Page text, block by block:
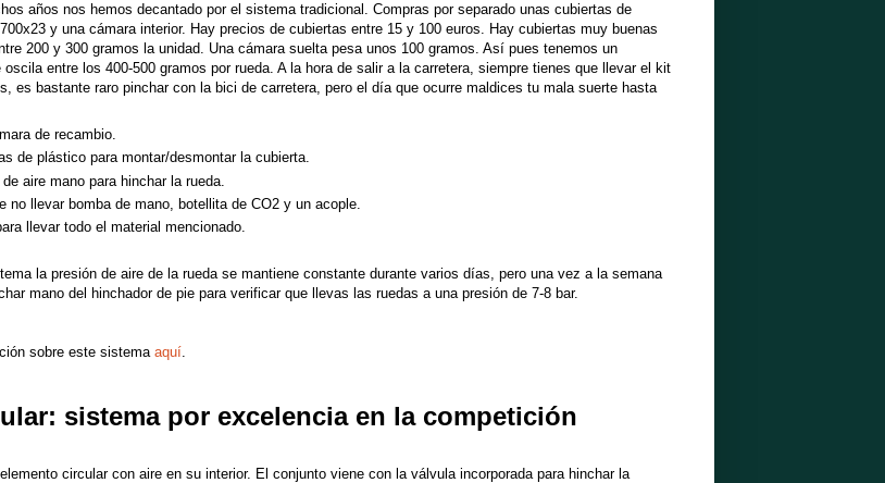
años nos hemos decantado por el sistema tradicional. Compras por separado unas cubiertas de
y una cámara interior. Hay precios de cubiertas entre 15 y 100 euros. Hay cubiertas muy buenas
200 y 300 gramos la unidad. Una cámara suelta pesa unos 100 gramos. Así pues tenemos un
oscila entre los 400-500 gramos por rueda. A la hora de salir a la carretera, siempre tienes que llevar el kit
es bastante raro pinchar con la bici de carretera, pero el día que ocurre maldices tu mala suerte hasta
de recambio.
de plástico para montar/desmontar la cubierta.
aire mano para hinchar la rueda.
no llevar bomba de mano, botellita de CO2 y un acople.
llevar todo el material mencionado.
la presión de aire de la rueda se mantiene constante durante varios días, pero una vez a la semana
mano del hinchador de pie para verificar que llevas las ruedas a una presión de 7-8 bar.
sobre este sistema aquí
sistema por excelencia en la competición
circular con aire en su interior. El conjunto viene con la válvula incorporada para hinchar la